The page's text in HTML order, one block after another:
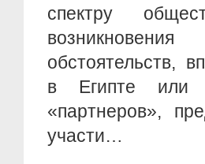
спектру
обстоятельств,
в Египте или
«партнеров»,
участи…